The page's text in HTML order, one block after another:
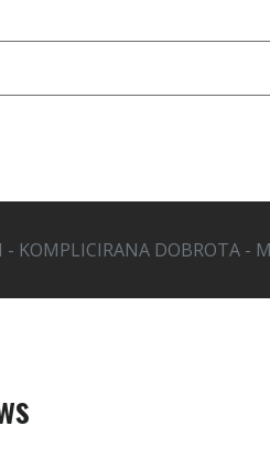
KOMPLICIRANA DOBROTA -